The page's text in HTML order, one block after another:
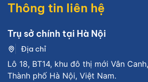
Thông tin liên hệ
Trụ sở chính tại Hà Nội
Địa chỉ
Lô 18, BT14, khu đô thị mới Vân
Thành phố Hà Nội, Việt Nam.